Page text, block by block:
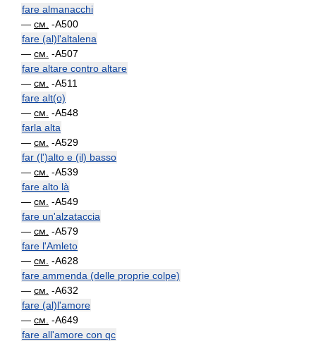
fare almanacchi
— см. -A500
fare (al)l'altalena
— см. -A507
fare altare contro altare
— см. -A511
fare alt(o)
— см. -A548
farla alta
— см. -A529
far (l')alto e (il) basso
— см. -A539
fare alto là
— см. -A549
fare un'alzataccia
— см. -A579
fare l'Amleto
— см. -A628
fare ammenda (delle proprie colpe)
— см. -A632
fare (al)l'amore
— см. -A649
fare all'amore con qc